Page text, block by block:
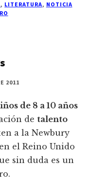
, LITERATURA, NOTICIA
2011
de 8 a 10 años
de talento
a la Newbury
el Reino Unido
sin duda es un